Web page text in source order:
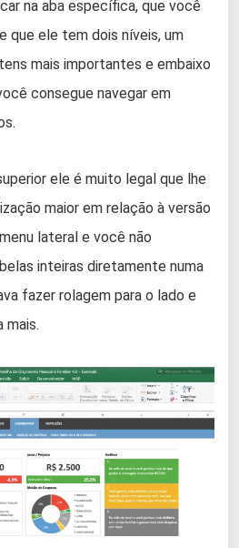
na aba específica, que você
que ele tem dois níveis, um
mais importantes e embaixo
consegue navegar em
ele é muito legal que lhe
maior em relação à versão
lateral e você não
inteiras diretamente numa
fazer rolagem para o lado e
mais.